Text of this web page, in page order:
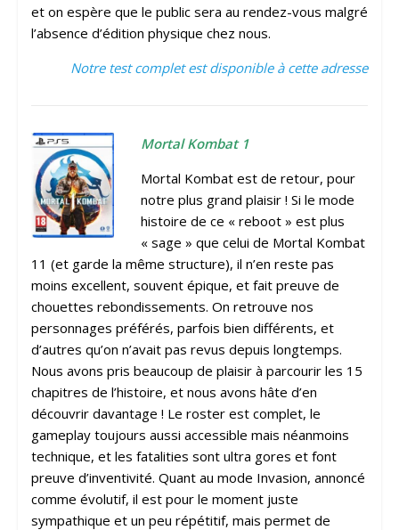
et on espère que le public sera au rendez-vous malgré
l’absence d’édition physique chez nous.
Notre test complet est disponible à cette adresse
Mortal Kombat 1
Mortal Kombat est de retour, pour
notre plus grand plaisir ! Si le mode
histoire de ce « reboot » est plus
« sage » que celui de Mortal Kombat
11 (et garde la même structure), il n’en reste pas
moins excellent, souvent épique, et fait preuve de
chouettes rebondissements. On retrouve nos
personnages préférés, parfois bien différents, et
d’autres qu’on n’avait pas revus depuis longtemps.
Nous avons pris beaucoup de plaisir à parcourir les 15
chapitres de l’histoire, et nous avons hâte d’en
découvrir davantage ! Le roster est complet, le
gameplay toujours aussi accessible mais néanmoins
technique, et les fatalities sont ultra gores et font
preuve d’inventivité. Quant au mode Invasion, annoncé
comme évolutif, il est pour le moment juste
sympathique et un peu répétitif, mais permet de